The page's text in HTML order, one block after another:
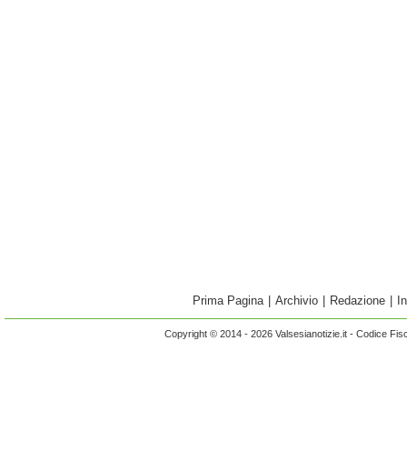
Prima Pagina Archivio Redazione
Copyright © 2014 - 2026 Valsesianotizie.it - Codice